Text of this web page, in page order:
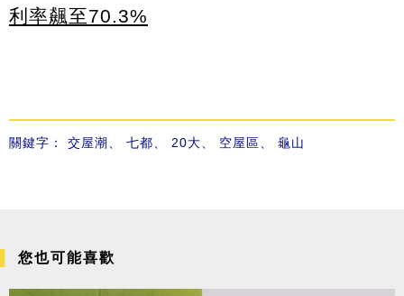
利率飆至70.3%
關鍵字： 交屋潮 七都 20大 空屋區 龜山
您也可能喜歡